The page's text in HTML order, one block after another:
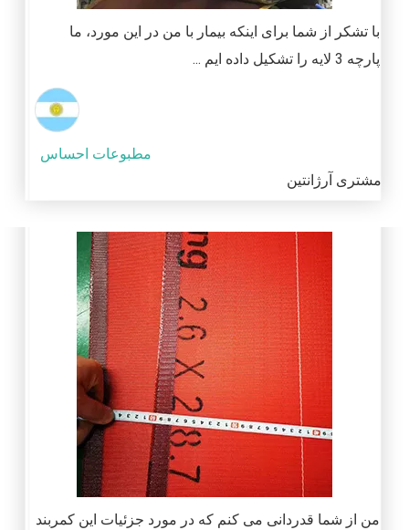
با تشکر از شما برای اینکه بیمار با من در این مورد، ما
پارچه 3 لایه را تشکیل داده ایم ...
مطبوعات احساس
مشتری آرژانتین
من از شما قدردانی می کنم که در مورد جزئیات این کمربند